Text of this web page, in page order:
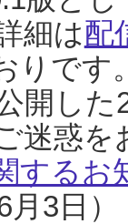
細は配
りです
開し
迷惑
するお
3日）